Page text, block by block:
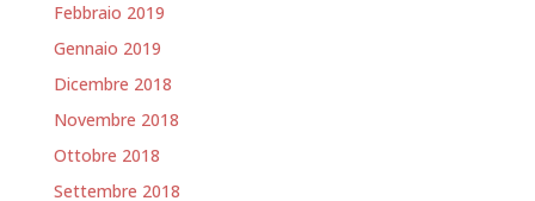
Febbraio 2019
Gennaio 2019
Dicembre 2018
Novembre 2018
Ottobre 2018
Settembre 2018